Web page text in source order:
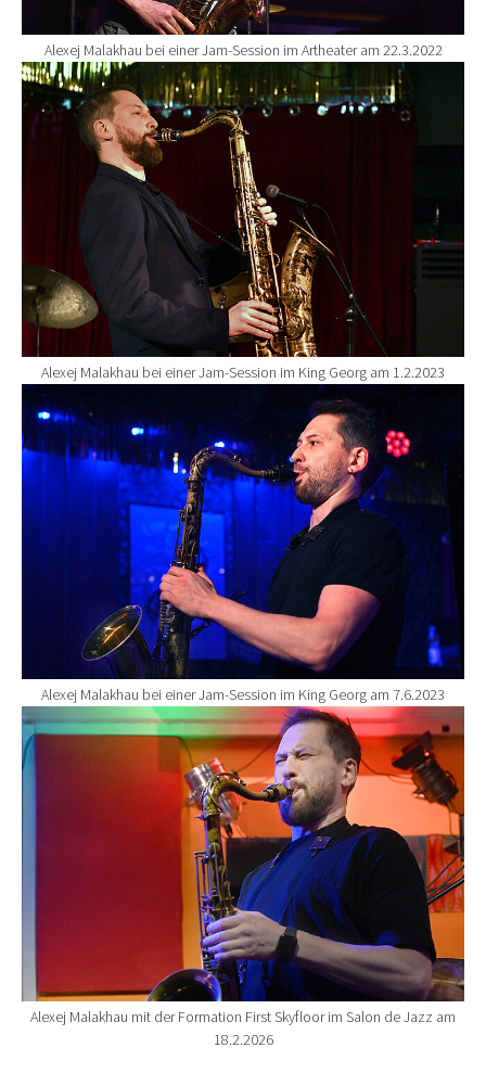
Alexej Malakhau bei einer Jam-Session im Artheater am 22.3.2022
Show larger version for:
Alexej Malakhau bei einer Jam-Session im King Georg am 1.2.2023
Show larger version for:
Alexej Malakhau bei einer Jam-Session im King Georg am 7.6.2023
Show larger version for:
Alexej Malakhau mit der Formation First Skyfloor im Salon de Jazz am
18.2.2026